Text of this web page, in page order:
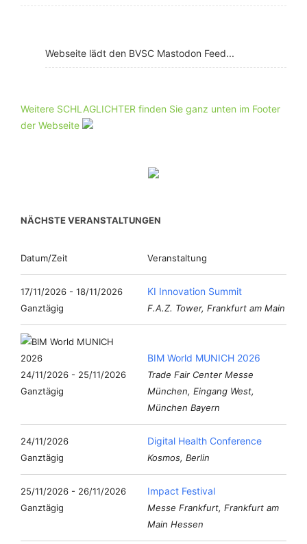
Webseite lädt den BVSC Mastodon Feed...
Weitere SCHLAGLICHTER finden Sie ganz unten im Footer
der Webseite
NÄCHSTE VERANSTALTUNGEN
Datum/Zeit Veranstaltung
17/11/2026 - 18/11/2026
Ganztägig
KI Innovation Summit
F.A.Z. Tower, Frankfurt am Main
24/11/2026 - 25/11/2026
Ganztägig
BIM World MUNICH 2026
Trade Fair Center Messe
München, Eingang West,
München Bayern
24/11/2026
Ganztägig
Digital Health Conference
Kosmos, Berlin
25/11/2026 - 26/11/2026
Ganztägig
Impact Festival
Messe Frankfurt, Frankfurt am
Main Hessen